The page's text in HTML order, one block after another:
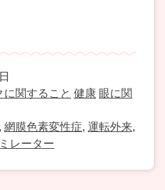
に関すること 健康 眼に関
, 網膜色素変性症, 運転外来,
レーター